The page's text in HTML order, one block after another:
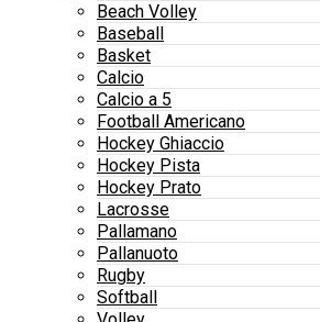
Beach Volley
Baseball
Basket
Calcio
Calcio a 5
Football Americano
Hockey Ghiaccio
Hockey Pista
Hockey Prato
Lacrosse
Pallamano
Pallanuoto
Rugby
Softball